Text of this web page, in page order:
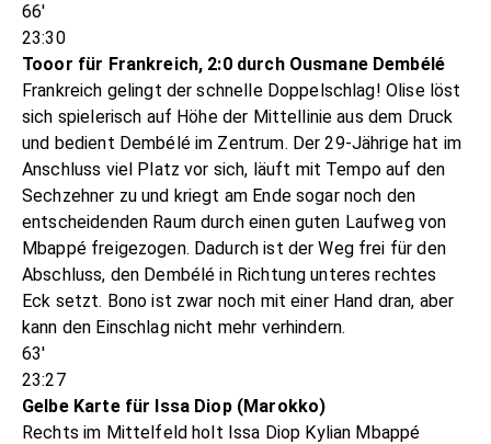
66'
23:30
Tooor für Frankreich, 2:0 durch Ousmane Dembélé
Frankreich gelingt der schnelle Doppelschlag! Olise löst
sich spielerisch auf Höhe der Mittellinie aus dem Druck
und bedient Dembélé im Zentrum. Der 29-Jährige hat im
Anschluss viel Platz vor sich, läuft mit Tempo auf den
Sechzehner zu und kriegt am Ende sogar noch den
entscheidenden Raum durch einen guten Laufweg von
Mbappé freigezogen. Dadurch ist der Weg frei für den
Abschluss, den Dembélé in Richtung unteres rechtes
Eck setzt. Bono ist zwar noch mit einer Hand dran, aber
kann den Einschlag nicht mehr verhindern.
63'
23:27
Gelbe Karte für Issa Diop (Marokko)
Rechts im Mittelfeld holt Issa Diop Kylian Mbappé